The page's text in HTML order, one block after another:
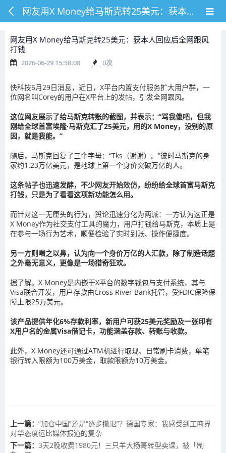
网友用X Money给马斯克转25美元：获本人回应后全网跟风打钱
网友用X Money给马斯克转25美元：获本人回应后全网跟风
打钱
2026-06-29 15:58:08 0次
快科技6月29日消息，近日，X平台内置支付服务扩大用户群，一
位网名叫Corey的用户在X平台上的发帖，引发全网跟风。
这位网友展示了给马斯克转账的截图，并表示：“骂我傻吧，但我
刚给全球首富埃隆·马斯克汇了25美元，用的X Money，没别的原
因，就是我能。”
随后，马斯克回复了三个字母：“Tks（谢谢）。”彼时马斯克的身
家约1.23万亿美元，是地球上第一个身价突破万亿的人。
这条帖子也迅速发酵，不少网友开始效仿，纷纷给全球首富马斯克
打钱，只是为了看看这项新功能怎么用。
而针对这一无厘头的行为，舆论迅速分化为两派：一方认为这正是
X Money作为社交支付工具的魔力，用户打钱给马斯克，本质上是
在参与一场行为艺术，顺便检验了实时到账、操作便捷度。
另一方则嗤之以鼻，认为向一个身价万亿的人汇款，除了制造话题
之外毫无意义，更像是一场猎奇狂欢。
据了解，X Money是内嵌于X平台的数字钱包与支付系统，其与
Visa联合开发，用户存款由Cross River Bank托管，受FDIC保险保
障上限25万美元。
该产品提供年化6%存款利率，新用户可获25美元奖励及一张印有
X用户名的金属Visa借记卡，功能涵盖存款、转账与收款。
此外，X Money还可通过ATM机进行取现、日常刷卡消费，单笔
银行转入限额为100万美金，取款限额为10万美金。
上一篇： “加仓中国”还是“逐步撤退”？德国专家：我感受到工商界
对华态度远比媒体报道的复杂
下一篇： 3天2晚收费1980元！三只羊大杨哥转型卖课，被「制